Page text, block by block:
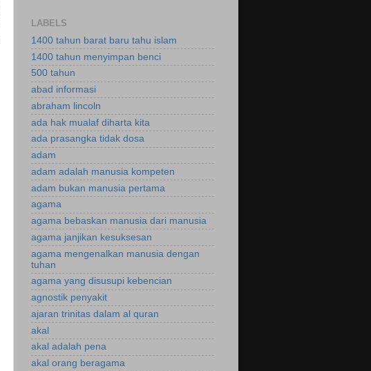
LABELS
1400 tahun barat baru tahu islam
1400 tahun menyimpan benci
500 tahun
abad informasi
abraham lincoln
ada hak mualaf diharta kita
ada prasangka tidak dosa
adam
adam adalah manusia kompeten
adam bukan manusia pertama
agama
agama bebaskan manusia dari manusia
agama janjikan kesuksesan
agama mengenalkan manusia dengan
tuhan
agama yang disusupi kebencian
agnostik penyakit
ajaran trinitas dalam al quran
akal
akal adalah pena
akal orang beragama